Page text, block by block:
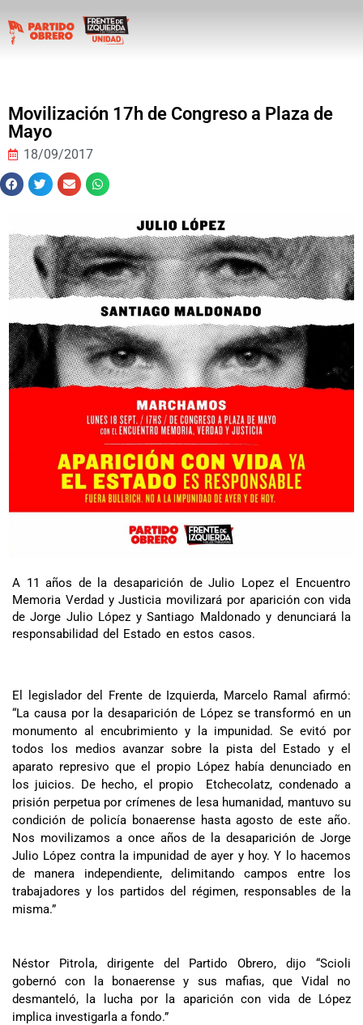
Movilización 17h de Congreso a Plaza de
Mayo
18/09/2017
A 11 años de la desaparición de Julio Lopez el Encuentro
Memoria Verdad y Justicia movilizará por aparición con vida
de Jorge Julio López y Santiago Maldonado y denunciará la
responsabilidad del Estado en estos casos.
El legislador del Frente de Izquierda, Marcelo Ramal afirmó:
“La causa por la desaparición de López se transformó en un
monumento al encubrimiento y la impunidad. Se evitó por
todos los medios avanzar sobre la pista del Estado y el
aparato represivo que el propio López había denunciado en
los juicios. De hecho, el propio Etchecolatz, condenado a
prisión perpetua por crímenes de lesa humanidad, mantuvo su
condición de policía bonaerense hasta agosto de este año.
Nos movilizamos a once años de la desaparición de Jorge
Julio López contra la impunidad de ayer y hoy. Y lo hacemos
de manera independiente, delimitando campos entre los
trabajadores y los partidos del régimen, responsables de la
misma.”
Néstor Pitrola, dirigente del Partido Obrero, dijo “Scioli
gobernó con la bonaerense y sus mafias, que Vidal no
desmanteló, la lucha por la aparición con vida de López
implica investigarla a fondo.”